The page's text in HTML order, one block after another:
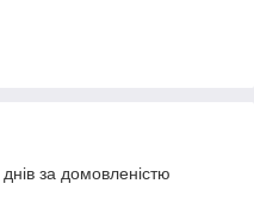
за домовленістю